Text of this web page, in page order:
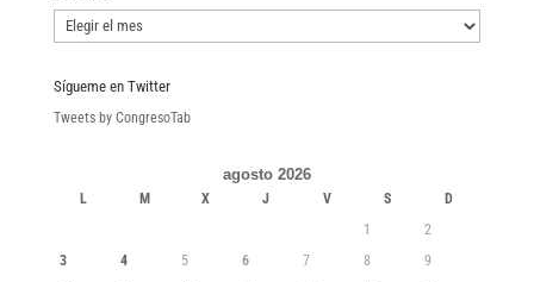
Boletines
Sígueme en Twitter
Tweets by CongresoTab
agosto 2026
L M X J V S
D
1
2
3
4 5 6 7 8
9